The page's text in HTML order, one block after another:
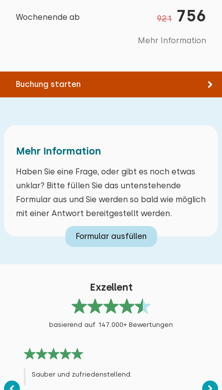
Wochenende ab 921 756
Mehr Information
Buchung starten
Wellness-Einrichtungen
Extras:
Platz für Kinderbett
Mehr Information
Haben Sie eine Frage, oder gibt es noch etwas
unklar? Bitte füllen Sie das untenstehende
Formular aus und Sie werden so bald wie möglich
mit einer Antwort bereitgestellt werden.
Formular ausfüllen
Exzellent
basierend auf 147.000+ Bewertungen
Sauber und zufriedenstellend.